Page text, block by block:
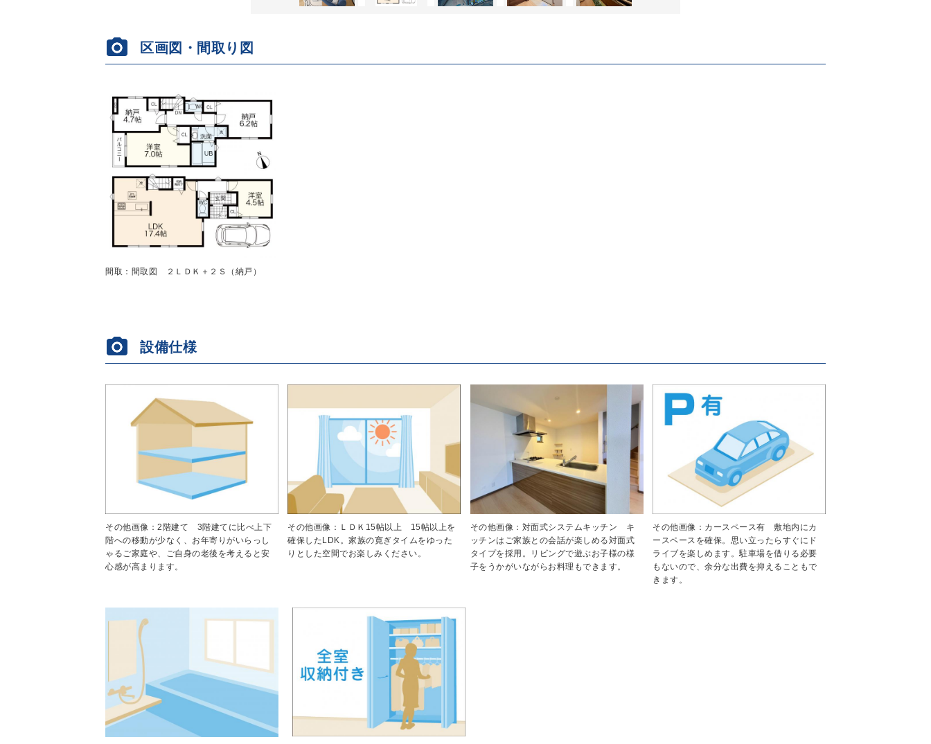
区画図・間取り図
間取：間取図 ２ＬＤＫ＋２Ｓ（納戸）
設備仕様
その他画像：2階建て 3階建てに比べ上下
階への移動が少なく、お年寄りがいらっし
ゃるご家庭や、ご自身の老後を考えると安
心感が高まります。
その他画像：ＬＤＫ15帖以上 15帖以上を
確保したLDK。家族の寛ぎタイムをゆった
りとした空間でお楽しみください。
その他画像：対面式システムキッチン キ
ッチンはご家族との会話が楽しめる対面式
タイプを採用。リビングで遊ぶお子様の様
子をうかがいながらお料理もできます。
その他画像：カースペース有 敷地内にカ
ースペースを確保。思い立ったらすぐにド
ライブを楽しめます。駐車場を借りる必要
もないので、余分な出費を抑えることもで
きます。